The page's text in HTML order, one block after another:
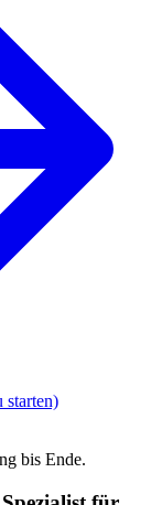
starten)
bis Ende.